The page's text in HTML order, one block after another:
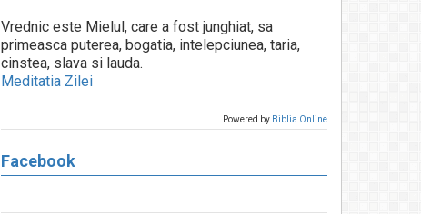
Vrednic este Mielul, care a fost junghiat, sa
primeasca puterea, bogatia, intelepciunea, taria,
cinstea, slava si lauda.
Meditatia Zilei
Powered by Biblia Online
Facebook